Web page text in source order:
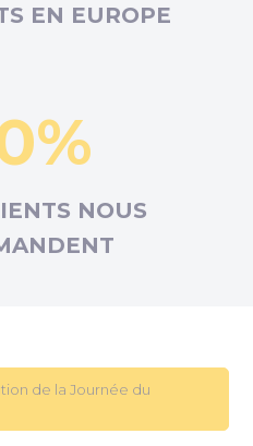
EN EUROPE
NOUS
de la Journée du